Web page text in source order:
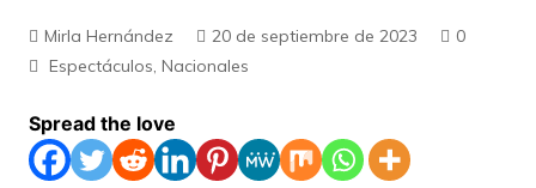
Mirla Hernández 20 de septiembre de 2023
0
Espectáculos, Nacionales
Spread the love